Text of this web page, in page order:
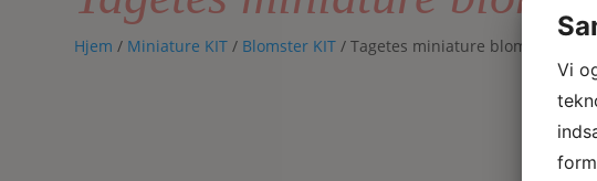
Hjem / Miniature KIT / Blomster KIT / Tagetes miniature blomster KIT
Vi